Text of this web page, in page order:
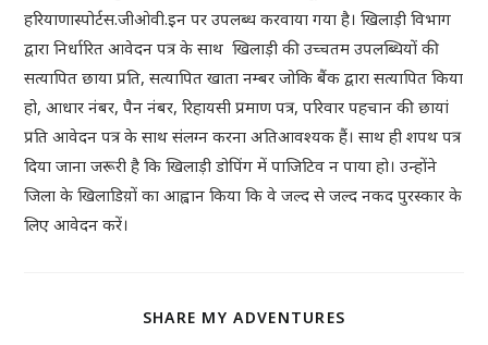
हरियाणास्पोर्टस.जीओवी.इन पर उपलब्ध करवाया गया है। खिलाड़ी विभाग
द्वारा निर्धारित आवेदन पत्र के साथ खिलाड़ी की उच्चतम उपलब्धियों की
सत्यापित छाया प्रति, सत्यापित खाता नम्बर जोकि बैंक द्वारा सत्यापित किया
हो, आधार नंबर, पैन नंबर, रिहायसी प्रमाण पत्र, परिवार पहचान की छायां
प्रति आवेदन पत्र के साथ संलग्न करना अतिआवश्यक हैं। साथ ही शपथ पत्र
दिया जाना जरूरी है कि खिलाड़ी डोपिंग में पाजिटिव न पाया हो। उन्होंने
जिला के खिलाडिय़ों का आह्वान किया कि वे जल्द से जल्द नकद पुरस्कार के
लिए आवेदन करें।
SHARE MY ADVENTURES